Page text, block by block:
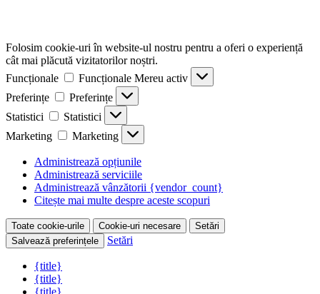
Folosim cookie-uri în website-ul nostru pentru a oferi o experiență
cât mai plăcută vizitatorilor noștri.
Funcționale
Funcționale Mereu activ
Preferințe
Preferințe
Statistici
Statistici
Marketing
Marketing
Administrează opțiunile
Administrează serviciile
Administrează vânzătorii {vendor_count}
Citește mai multe despre aceste scopuri
Toate cookie-urile Cookie-uri necesare
Setări
Salvează preferințele
Setări
{title}
{title}
{title}